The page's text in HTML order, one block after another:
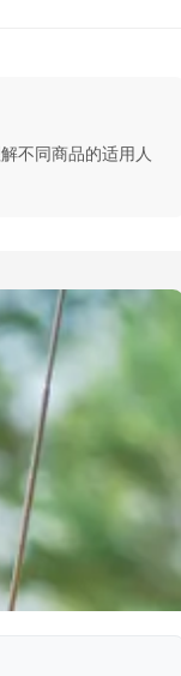
不同商品的适用人